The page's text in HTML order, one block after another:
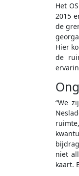
Het
2015
de
Hier
de
“We
niet
kaart.